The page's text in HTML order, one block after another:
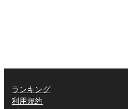
ランキング
利用規約